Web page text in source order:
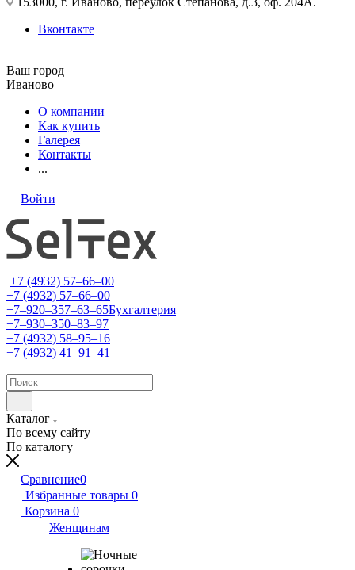
Вконтакте
Ваш город
Иваново
О компании
Как купить
Галерея
Контакты
...
Войти
+7 (4932) 57‒66‒00
+7 (4932) 57‒66‒00
+7‒920‒357‒63‒65Бухгалтерия
+7‒930‒350‒83‒97
+7 (4932) 58‒95‒16
+7 (4932) 41‒91‒41
Каталог
По всему сайту
По каталогу
Сравнение0
Избранные товары 0
Корзина 0
Женщинам